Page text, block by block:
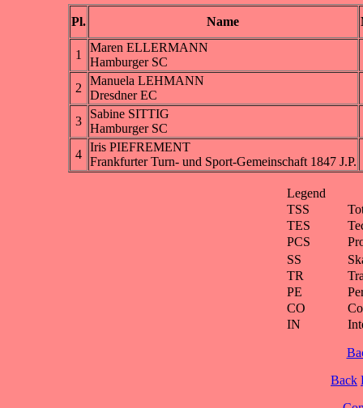
Pl. Name
1
Maren ELLERMANN
Hamburger SC
2
Manuela LEHMANN
Dresdner EC
3
Sabine SITTIG
Hamburger SC
4
Iris PIEFREMENT
Frankfurter Turn- und Sport-Gemeinschaft 1847 J.P.
Legend
TSS
TES
PCS
SS
TR
PE
CO
IN
Back